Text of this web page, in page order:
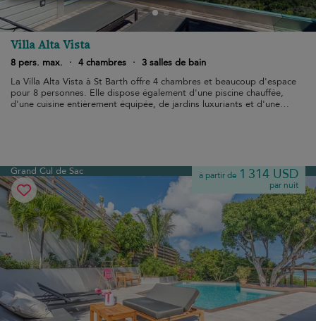
Villa Alta Vista
8 pers. max. · 4 chambres · 3 salles de bain
La Villa Alta Vista à St Barth offre 4 chambres et beaucoup d'espace
pour 8 personnes. Elle dispose également d'une piscine chauffée,
d'une cuisine entièrement équipée, de jardins luxuriants et d'une
Grand Cul de Sac à partir de 1 314 USD
par nuit